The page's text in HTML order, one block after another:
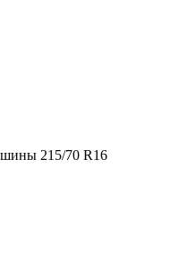
215/70 R16